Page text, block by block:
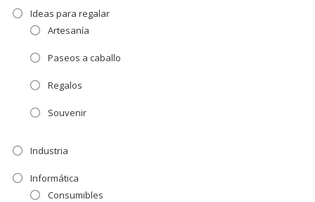
Ideas para regalar
Artesanía
Paseos a caballo
Regalos
Souvenir
Industria
Informática
Consumibles